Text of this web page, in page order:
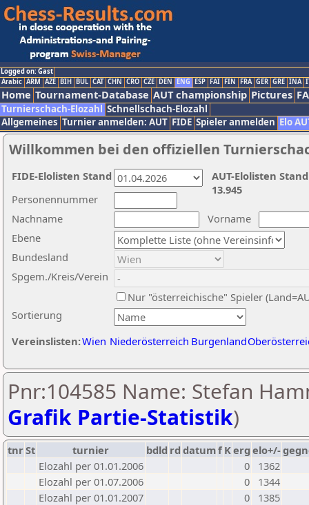
Logged on: Gast
Arabic ARM AZE BIH BUL CAT CHN CRO CZE DEN ENG ESP FAI FIN FRA GER GRE INA
Home Tournament-Database AUT championship Pictures
Turnierschach-Elozahl Schnellschach-Elozahl
Allgemeines Turnier anmelden: AUT FIDE Spieler anmelden Elo
Willkommen bei den offiziellen
Nachname
Vorname
Ebene
Sortierung
Personennummer
Bundesland
Spgem./Kreis/Verein
Nur "österreichische" Spieler
Vereinslisten:Wien Niederösterreich Burgenland
AUT-Elolisten
13.945
FIDE-Elolisten Stand
Pnr:104585 Name: Stefan
Grafik Partie-Statistik)
tnrSt turnier bdld rd datumf Kerg elo+/-
Elozahl per 01.01.2006
0
1362
Elozahl per 01.07.2006
0
1344
Elozahl per 01.01.2007
0
1385